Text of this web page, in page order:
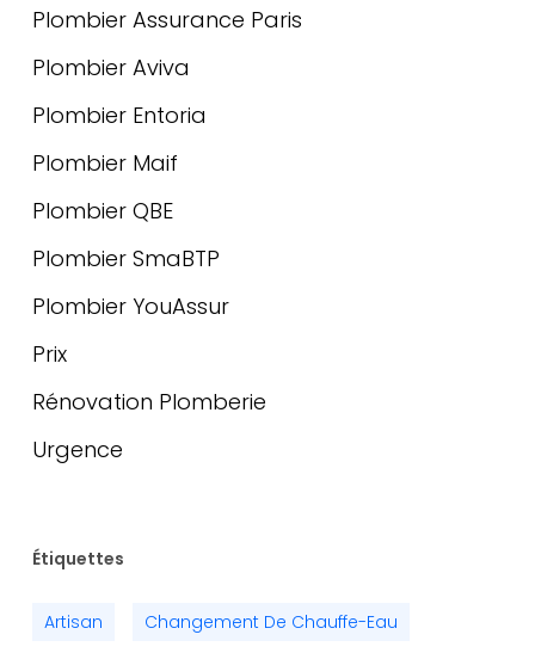
Plombier Assurance Paris
Plombier Aviva
Plombier Entoria
Plombier Maif
Plombier QBE
Plombier SmaBTP
Plombier YouAssur
Prix
Rénovation Plomberie
Urgence
Étiquettes
Artisan Changement De Chauffe-Eau